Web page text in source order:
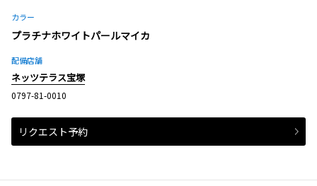
カラー
プラチナホワイトパールマイカ
配備店舗
ネッツテラス宝塚
0797-81-0010
リクエスト予約